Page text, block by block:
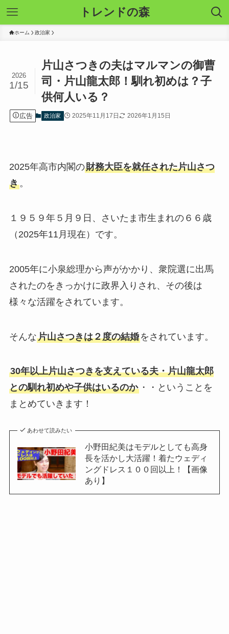
トレンドの森
ホーム 政治家
片山さつきの夫はマルマンの御曹
司・片山龍太郎！馴れ初めは？子
供何人いる？
2026
1/15
広告 政治家 2025年11月17日 2026年1月15日
2025年高市内閣の財務大臣を就任された片山さつ
き。
１９５９年５月９日、さいたま市生まれの６６歳
（2025年11月現在）です。
2005年に小泉総理から声がかかり、衆院選に出馬
されたのをきっかけに政界入りされ、その後は
様々な活躍をされています。
そんな片山さつきは２度の結婚をされています。
30年以上片山さつきを支えている夫・片山龍太郎
との馴れ初めや子供はいるのか・・ということを
まとめていきます！
あわせて読みたい
小野田紀美はモデルとしても高身
長を活かし大活躍！着たウェディ
ングドレス１００回以上！【画像
あり】